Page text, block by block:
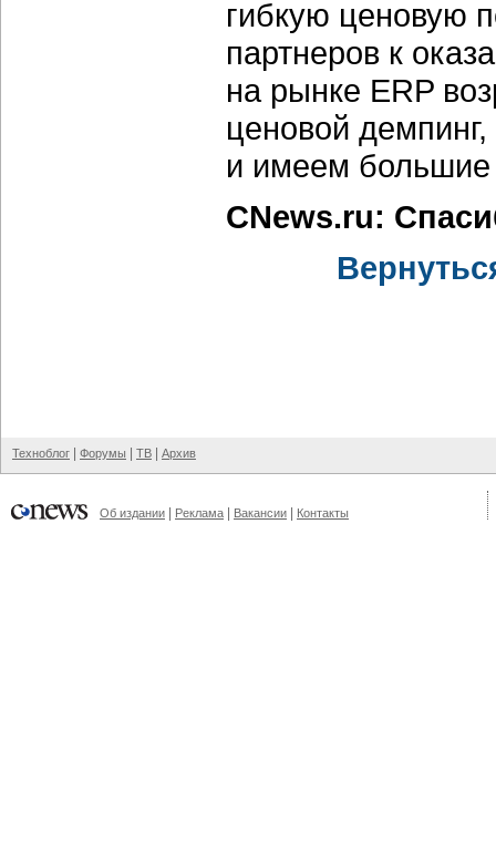
гибкую ценовую
партнеров к
на рынке ERP
ценовой
и имеем большие
CNews.ru:
Техноблог Форумы ТВ Архив
Об издании Реклама Вакансии Контакты